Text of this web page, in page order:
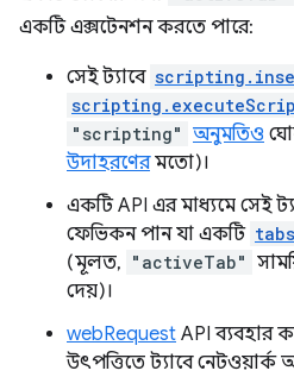
একটি এক্সটেনশন করতে পারে:
সেই ট্যাবে
"scripting" অনুমতিও
উদাহরণেরমতো)।
একটি API এর মাধ্যমে সেই
ফেভিকন পান যা একটি
(মূলত, "activeTab"
দেয়)।
webRequest API ব্যবহার
উৎপত্তিতে ট্যাবে